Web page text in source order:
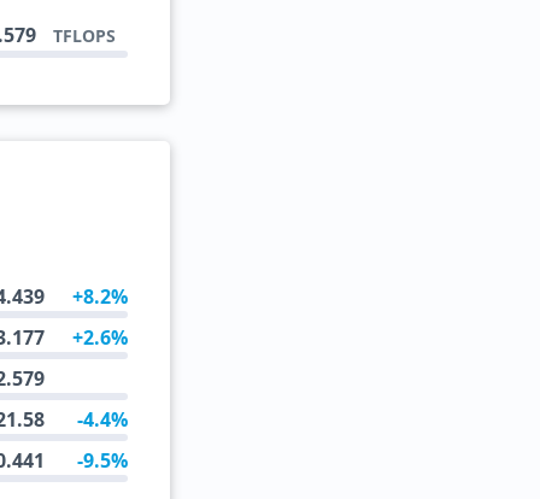
TFLOPS
+8.2%
+2.6%
-4.4%
-9.5%